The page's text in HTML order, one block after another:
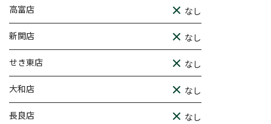
高富店 なし
新関店 なし
せき東店 なし
大和店 なし
長良店 なし